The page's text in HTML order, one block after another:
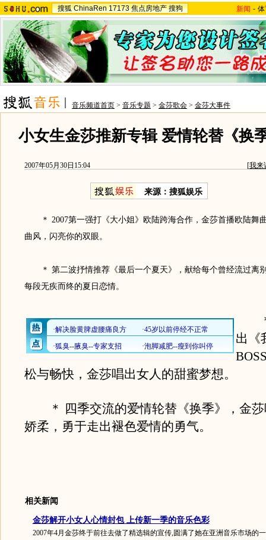
搜狐 ChinaRen 17173 焦点房地产 搜狗 新闻 -
音乐频道首页 > 音乐专题 > 金莎歌会 > 金莎大事件
小女生金莎推新专辑 爱情轮替《换
2007年05月30日15:04 [我来
来源：搜狐娱乐
＊ 2007第一强打《大小姐》欧陆跨海合作，金莎首播欧陆舞
曲风，闪亮你的双眼。
＊ 第二波抒情推荐《最后一个夏天》，献给每个曾经流过离
每段无疾而终的夏日恋情。
＊
出《
松与畅快，金莎唱出女人的甜蜜梦想。
＊ 四季交流的爱情轮替《换季》，金莎
娇柔，勇于走出褪色爱情的勇气。
相关新闻
金莎解开小女人心情封包 上传新一季的音乐色彩
2007年4月金莎终于前往去做了精选辑的宣传,圆满了她在亚洲音乐市场的